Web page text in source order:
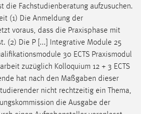
die Fachstudienberatung aufzusuchen.
(1) Die Anmeldung der
voraus, dass die Praxisphase mit
(2) Die P [...] Integrative Module 25
30 ECTS Praxismodul
zuzüglich Kolloquium 12 + 3 ECTS
hat nach den Maßgaben dieser
nicht rechtzeitig ein Thema,
die Ausgabe der